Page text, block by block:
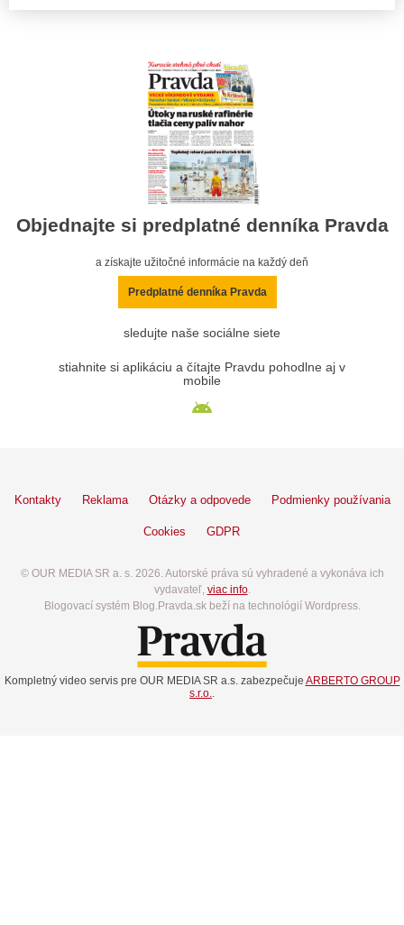
Objednajte si predplatné denníka Pravda
a získajte užitočné informácie na každý deň
Predplatné denníka Pravda
sledujte naše sociálne siete
stiahnite si aplikáciu a čítajte Pravdu pohodlne aj v
mobile
Kontakty Reklama Otázky a odpovede Podmienky používania
Cookies GDPR
© OUR MEDIA SR a. s. 2026. Autorské práva sú vyhradené a vykonáva ich
vydavateľ, viac info.
Blogovací systém Blog.Pravda.sk beží na technológií Wordpress.
Kompletný video servis pre OUR MEDIA SR a.s. zabezpečuje ARBERTO GROUP
s.r.o..